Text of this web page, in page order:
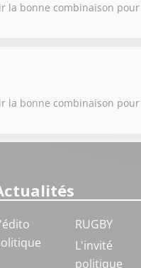
la bonne combinaison
la bonne combinaison
RUGBY
L'invité
politique